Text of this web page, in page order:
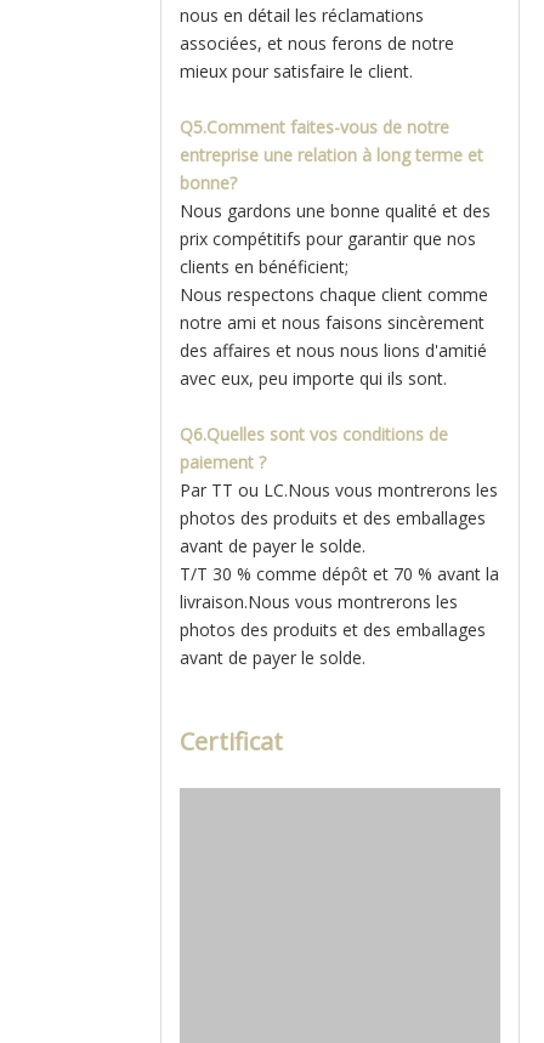
nous en détail les réclamations
associées, et nous ferons de notre
mieux pour satisfaire le client.
Q5.Comment faites-vous de notre
entreprise une relation à long terme et
bonne?
Nous gardons une bonne qualité et des
prix compétitifs pour garantir que nos
clients en bénéficient;
Nous respectons chaque client comme
notre ami et nous faisons sincèrement
des affaires et nous nous lions d'amitié
avec eux, peu importe qui ils sont.
Q6.Quelles sont vos conditions de
paiement ?
Par TT ou LC.Nous vous montrerons les
photos des produits et des emballages
avant de payer le solde.
T/T 30 % comme dépôt et 70 % avant la
livraison.Nous vous montrerons les
photos des produits et des emballages
avant de payer le solde.
Certificat